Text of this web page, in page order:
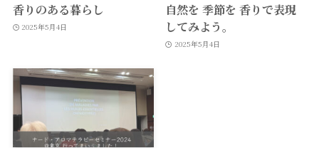
香りのある暮らし
2025年5月4日
自然を 季節を 香りで表現
してみよう。
2025年5月4日